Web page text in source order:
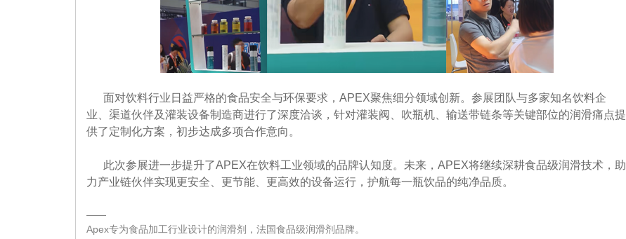
面对饮料行业日益严格的食品安全与环保要求，APEX聚焦细分领域创新。参展团队与多家知名饮料企
业、渠道伙伴及灌装设备制造商进行了深度洽谈，针对灌装阀、吹瓶机、输送带链条等关键部位的润滑痛点提
供了定制化方案，初步达成多项合作意向。
此次参展进一步提升了APEX在饮料工业领域的品牌认知度。未来，APEX将继续深耕食品级润滑技术，助
力产业链伙伴实现更安全、更节能、更高效的设备运行，护航每一瓶饮品的纯净品质。
——
Apex专为食品加工行业设计的润滑剂，法国食品级润滑剂品牌。